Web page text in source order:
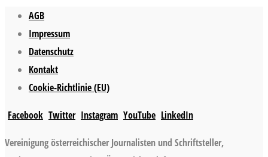
AGB
Impressum
Datenschutz
Kontakt
Cookie-Richtlinie (EU)
Facebook Twitter Instagram YouTube LinkedIn
Vereinigung österreichischer Journalisten und Schriftsteller,